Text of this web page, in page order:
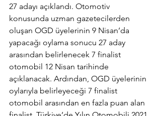
27 adayı açıklandı. Otomotiv
konusunda uzman gazetecilerden
oluşan OGD üyelerinin 9 Nisan’da
yapacağı oylama sonucu 27 aday
arasından belirlenecek 7 finalist
otomobil 12 Nisan tarihinde
açıklanacak. Ardından, OGD üyelerinin
oylarıyla belirleyeceği 7 finalist
otomobil arasından en fazla puan alan